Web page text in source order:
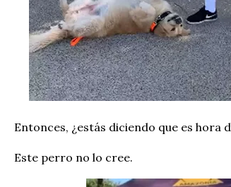
Entonces, ¿estás diciendo que es hora
Este perro no lo cree.